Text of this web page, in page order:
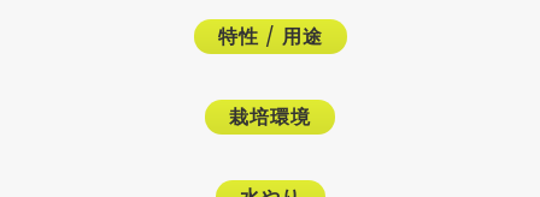
特性/ 用途
栽培環境